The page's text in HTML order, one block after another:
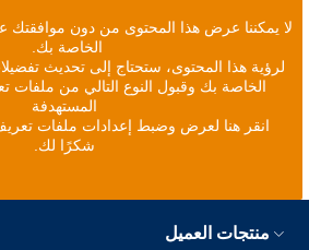
لا يمكننا عرض هذا المحتوى من دون موافقتك
الخاصة بك.
لرؤية هذا المحتوى، ستحتاج إلى تحديث
الخاصة بك وقبول النوع التالي من ملفات
المستهدفة
انقر هنا لعرض وضبط إعدادات ملفات
شكرًا لك.
منتجات العميل